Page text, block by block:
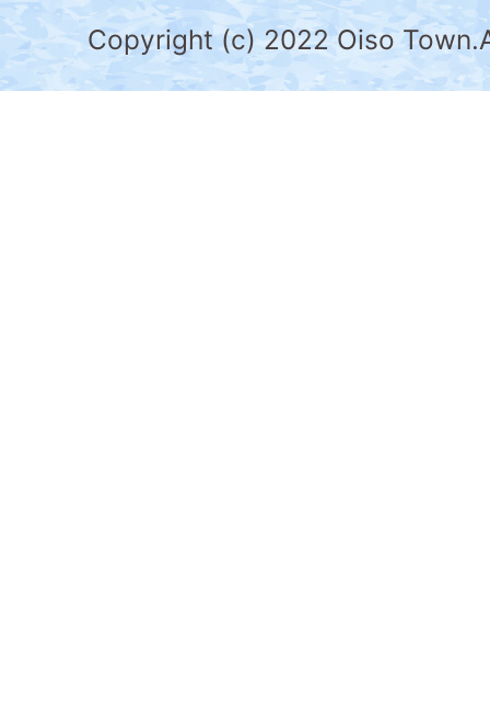
県
の
Copyright (c) 2022 Oiso